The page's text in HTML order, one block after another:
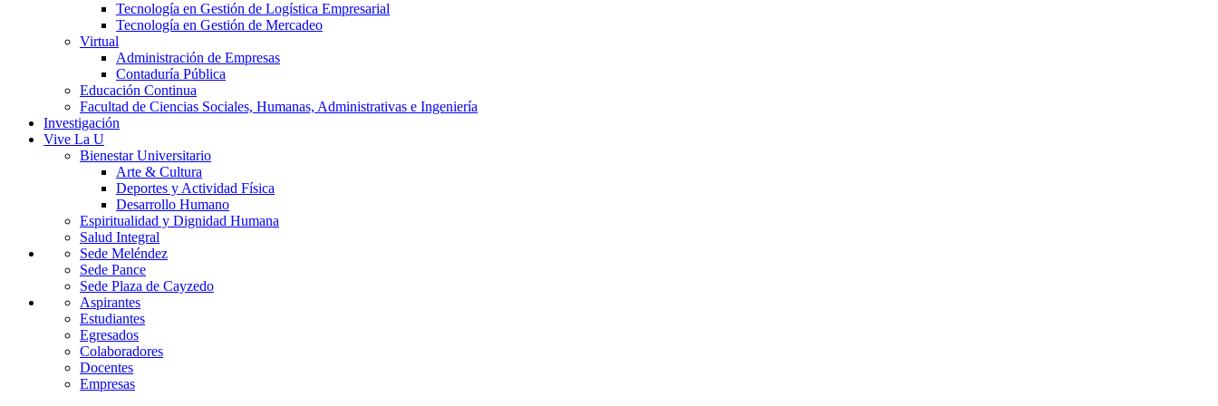
Tecnología en Gestión de Logística Empresarial
Tecnología en Gestión de Mercadeo
Virtual
Administración de Empresas
Contaduría Pública
Educación Continua
Facultad de Ciencias Sociales, Humanas, Administrativas e Ingeniería
Investigación
Vive La U
Bienestar Universitario
Arte & Cultura
Deportes y Actividad Física
Desarrollo Humano
Espiritualidad y Dignidad Humana
Salud Integral
Sede Meléndez
Sede Pance
Sede Plaza de Cayzedo
Aspirantes
Estudiantes
Egresados
Colaboradores
Docentes
Empresas